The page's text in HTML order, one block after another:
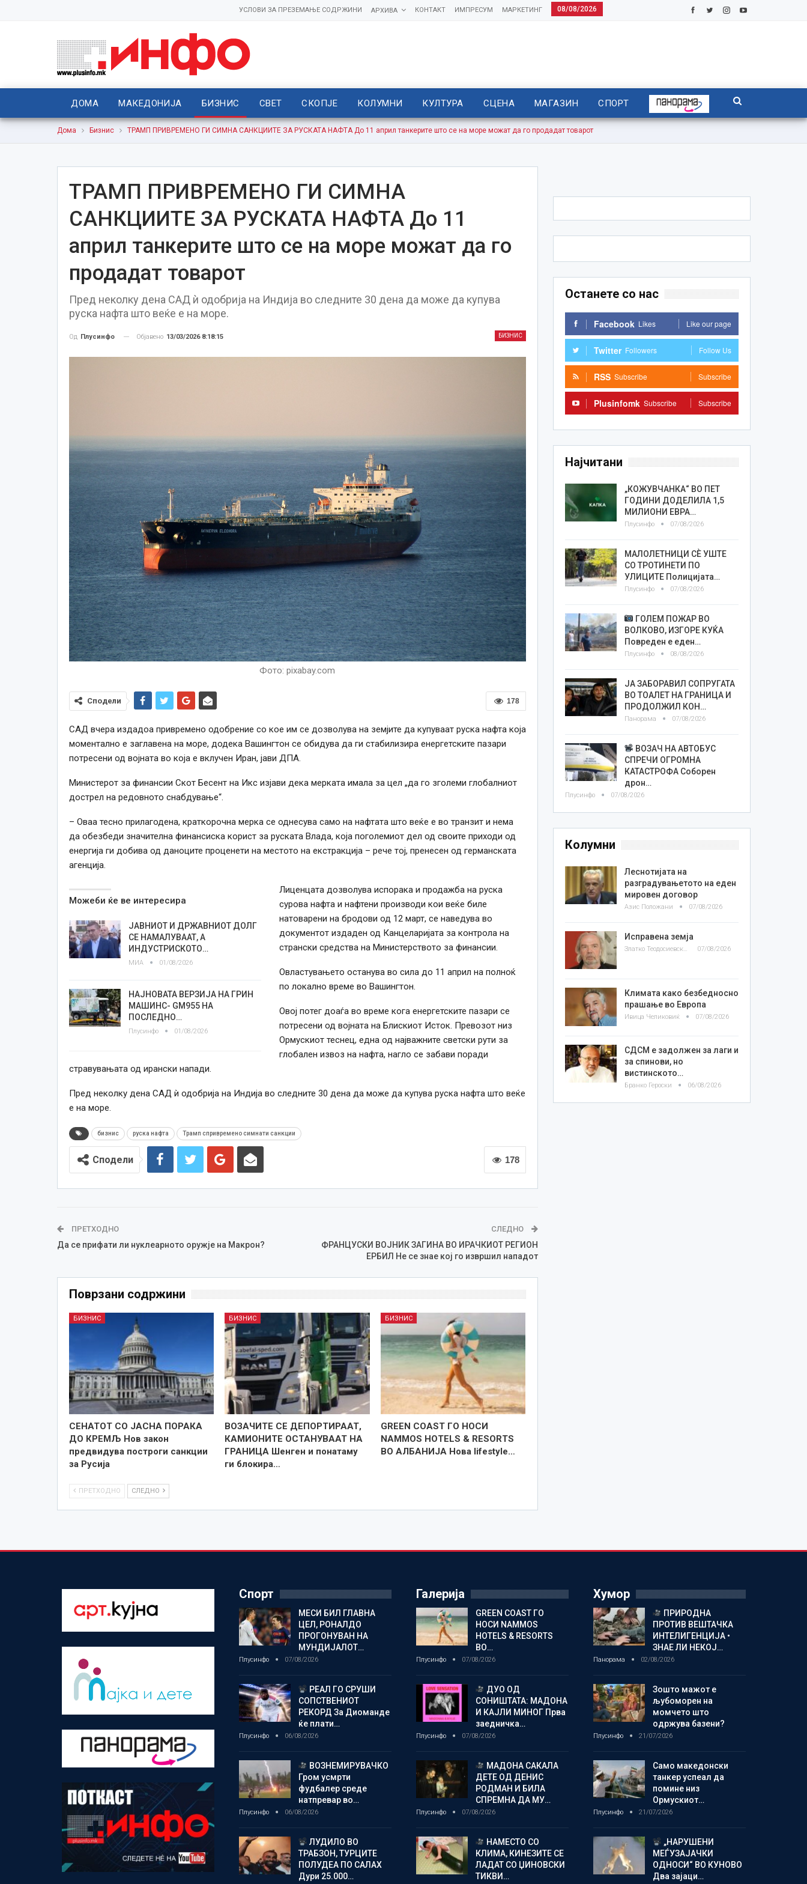
08/08/2026
МАРКЕТИНГ
ИМПРЕСУМ
КОНТАКТ
АРХИВА
УСЛОВИ ЗА ПРЕЗЕМАЊЕ СОДРЖИНИ
ДОМА МАКЕДОНИЈА БИЗНИС СВЕТ СКОПЈЕ КОЛУМНИ КУЛТУРА СЦЕНА МАГАЗИН СПОРТ
Дома Бизнис ТРАМП ПРИВРЕМЕНО ГИ СИМНА САНКЦИИТЕ ЗА РУСКАТА НАФТА До 11 април танкерите што се на море можат да го продадат товарот
ТРАМП ПРИВРЕМЕНО ГИ СИМНА
САНКЦИИТЕ ЗА РУСКАТА НАФТА До 11
април танкерите што се на море можат да го
продадат товарот
Пред неколку дена САД ѝ одобрија на Индија во следните 30 дена да може да купува
руска нафта што веќе е на море.
БИЗНИС
Од Плусинфо Објавено 13/03/2026 8:18:15
Фото: pixabay.com
178
Сподели
САД вчера издадоа привремено одобрение со кое им се дозволува на земјите да купуваат руска нафта која
моментално е заглавена на море, додека Вашингтон се обидува да ги стабилизира енергетските пазари
потресени од војната во која е вклучен Иран, јави ДПА.
Министерот за финансии Скот Бесент на Икс изјави дека мерката имала за цел „да го зголеми глобалниот
дострел на редовното снабдување“.
– Оваа тесно прилагодена, краткорочна мерка се однесува само на нафтата што веќе е во транзит и нема
да обезбеди значителна финансиска корист за руската Влада, која поголемиот дел од своите приходи од
енергија ги добива од даноците проценети на местото на екстракција – рече тој, пренесен од германската
агенција.
Можеби ќе ве интересира
ЈАВНИОТ И ДРЖАВНИОТ ДОЛГ
СЕ НАМАЛУВААТ, А
ИНДУСТРИСКОТО…
МИА 01/08/2026
НАЈНОВАТА ВЕРЗИЈА НА ГРИН
МАШИНС- GM955 НА
ПОСЛЕДНО…
Плусинфо 01/08/2026
Лиценцата дозволува испорака и продажба на руска
сурова нафта и нафтени производи кои веќе биле
натоварени на бродови од 12 март, се наведува во
документот издаден од Канцеларијата за контрола на
странски средства на Министерството за финансии.
Овластувањето останува во сила до 11 април на полноќ
по локално време во Вашингтон.
Овој потег доаѓа во време кога енергетските пазари се
потресени од војната на Блискиот Исток. Превозот низ
Ормускиот теснец, една од најважните светски рути за
глобален извоз на нафта, нагло се забави поради
стравувањата од ирански напади.
Пред неколку дена САД ѝ одобрија на Индија во следните 30 дена да може да купува руска нафта што веќе
е на море.
бизнис руска нафта Трамп спривремено симнати санкции
178
Сподели
ПРЕТХОДНО
Да се прифати ли нуклеарното оружје на Макрон?
СЛЕДНО
ФРАНЦУСКИ ВОЈНИК ЗАГИНА ВО ИРАЧКИОТ РЕГИОН
ЕРБИЛ Не се знае кој го извршил нападот
Поврзани содржини
БИЗНИС
СЕНАТОТ СО ЈАСНА ПОРАКА
ДО КРЕМЉ Нов закон
предвидува построги санкции
за Русија
БИЗНИС
ВОЗАЧИТЕ СЕ ДЕПОРТИРААТ,
КАМИОНИТЕ ОСТАНУВААТ НА
ГРАНИЦА Шенген и понатаму
ги блокира…
БИЗНИС
GREEN COAST ГО НОСИ
NAMMOS HOTELS & RESORTS
ВО АЛБАНИЈА Нова lifestyle…
ПРЕТХОДНО СЛЕДНО
Останете со нас
Facebook Likes Like our page
Twitter Followers Follow Us
RSS Subscribe Subscribe
Plusinfomk Subscribe Subscribe
Најчитани
„КОЖУВЧАНКА“ ВО ПЕТ
ГОДИНИ ДОДЕЛИЛА 1,5
МИЛИОНИ ЕВРА…
Плусинфо 07/08/2026
МАЛОЛЕТНИЦИ СÈ УШТЕ
СО ТРОТИНЕТИ ПО
УЛИЦИТЕ Полицијата…
Плусинфо 07/08/2026
ГОЛЕМ ПОЖАР ВО
ВОЛКОВО, ИЗГОРЕ КУЌА
Повреден е еден…
Плусинфо 08/08/2026
ЈА ЗАБОРАВИЛ СОПРУГАТА
ВО ТОАЛЕТ НА ГРАНИЦА И
ПРОДОЛЖИЛ КОН…
Панорама 07/08/2026
ВОЗАЧ НА АВТОБУС
СПРЕЧИ ОГРОМНА
КАТАСТРОФА Соборен
дрон…
Плусинфо 07/08/2026
Колумни
Леснотијата на
разградувањетото на еден
мировен договор
Азис Положани 07/08/2026
Исправена земја
Златко Теодосиевски 07/08/2026
Климата како безбедносно
прашање во Европа
Ивица Челиковиќ 07/08/2026
СДСМ е задолжен за лаги и
за спинови, но
вистинското…
Бранко Героски 06/08/2026
Спорт
МЕСИ БИЛ ГЛАВНА
ЦЕЛ, РОНАЛДО
ПРОГОНУВАН НА
МУНДИЈАЛОТ…
Плусинфо 07/08/2026
РЕАЛ ГО СРУШИ
СОПСТВЕНИОТ
РЕКОРД За Диоманде
ќе плати…
Плусинфо 06/08/2026
ВОЗНЕМИРУВАЧКО
Гром усмрти
фудбалер среде
натпревар во…
Плусинфо 06/08/2026
ЛУДИЛО ВО
ТРАБЗОН, ТУРЦИТЕ
ПОЛУДЕА ПО САЛАХ
Дури 25.000…
Галерија
GREEN COAST ГО
НОСИ NAMMOS
HOTELS & RESORTS
ВО…
Плусинфо 07/08/2026
ДУО ОД
СОНИШТАТА: МАДОНА
И КАЈЛИ МИНОГ Прва
заедничка…
Плусинфо 07/08/2026
МАДОНА САКАЛА
ДЕТЕ ОД ДЕНИС
РОДМАН И БИЛА
СПРЕМНА ДА МУ…
Плусинфо 07/08/2026
НАМЕСТО СО
КЛИМА, КИНЕЗИТЕ СЕ
ЛАДАТ СО ЏИНОВСКИ
ТИКВИ…
Хумор
ПРИРОДНА
ПРОТИВ ВЕШТАЧКА
ИНТЕЛИГЕНЦИЈА •
ЗНАЕ ЛИ НЕКОЈ…
Панорама 02/08/2026
Зошто мажот е
љубоморен на
момчето што
одржува базени?
Плусинфо 21/07/2026
Само македонски
танкер успеал да
помине низ
Ормускиот…
Плусинфо 21/07/2026
„НАРУШЕНИ
МЕЃУЗАЈАЧКИ
ОДНОСИ“ ВО КУНОВО
Два зајаци…